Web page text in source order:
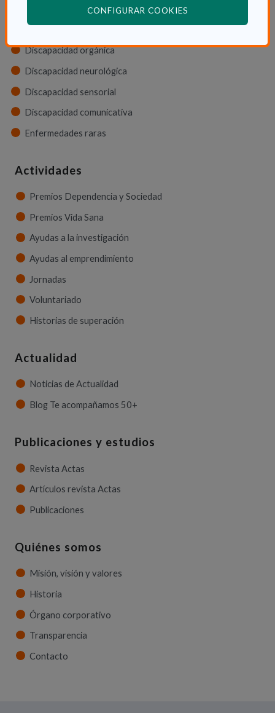
CONFIGURAR COOKIES
Discapacidad física
Discapacidad orgánica
Discapacidad neurológica
Discapacidad sensorial
Discapacidad comunicativa
Enfermedades raras
Actividades
Premios Dependencia y Sociedad
Premios Vida Sana
Ayudas a la investigación
Ayudas al emprendimiento
Jornadas
Voluntariado
Historias de superación
Actualidad
Noticias de Actualidad
Blog Te acompañamos 50+
Publicaciones y estudios
Revista Actas
Artículos revista Actas
Publicaciones
Quiénes somos
Misión, visión y valores
Historia
Órgano corporativo
Transparencia
Contacto